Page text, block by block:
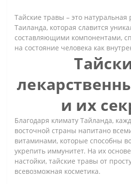
Тайские травы – это натуральная
Таиланда, которая славится
составляющими компонентами,
на состояние человека как
и их
Благодаря климату Тайланда,
восточной страны напитано
витаминами, которые способны
укрепить иммунитет. На их
настойки, тайские травы от
всевозможная косметика.